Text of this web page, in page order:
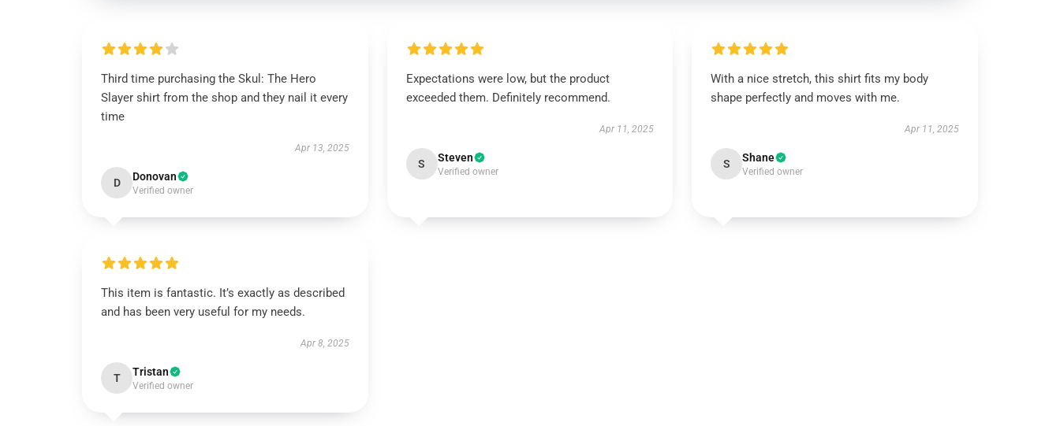
Third time purchasing the Skul: The Hero
Slayer shirt from the shop and they nail it every
time
Apr 13, 2025
D Donovan
Verified owner
Expectations were low, but the product
exceeded them. Definitely recommend.
Apr 11, 2025
S Steven
Verified owner
With a nice stretch, this shirt fits my body
shape perfectly and moves with me.
Apr 11, 2025
S Shane
Verified owner
This item is fantastic. It’s exactly as described
and has been very useful for my needs.
Apr 8, 2025
T Tristan
Verified owner